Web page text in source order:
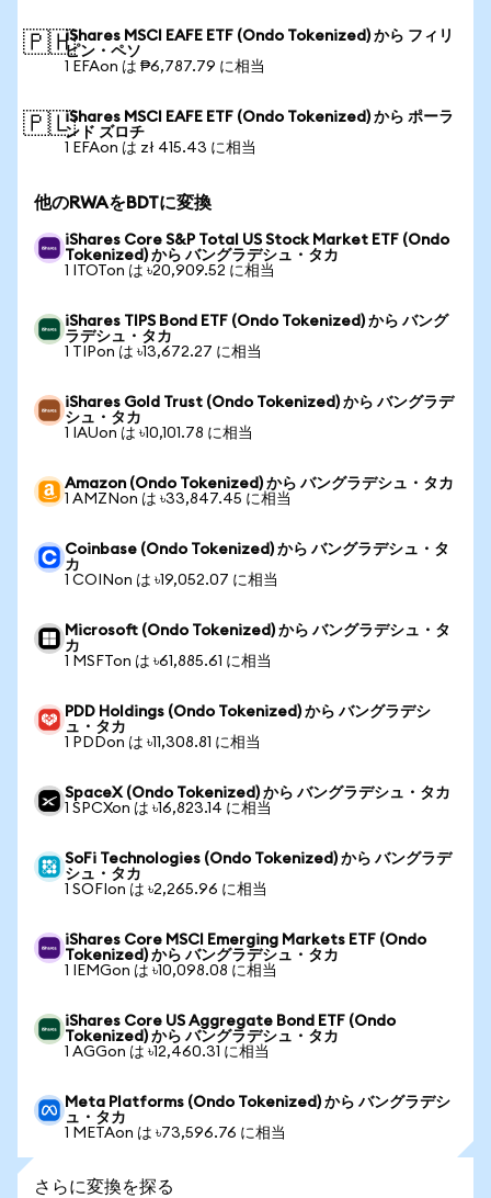
🇵🇭iShares MSCI EAFE ETF (Ondo Tokenized) から フィリ
ピン・ペソ
1 EFAon は ₱6,787.79 に相当
🇵🇱iShares MSCI EAFE ETF (Ondo Tokenized) から ポーラ
ンド ズロチ
1 EFAon は zł 415.43 に相当
他のRWAをBDTに変換
iShares Core S&P Total US Stock Market ETF (Ondo
Tokenized) から バングラデシュ・タカ
1 ITOTon は ৳20,909.52 に相当
iShares TIPS Bond ETF (Ondo Tokenized) から バング
ラデシュ・タカ
1 TIPon は ৳13,672.27 に相当
iShares Gold Trust (Ondo Tokenized) から バングラデ
シュ・タカ
1 IAUon は ৳10,101.78 に相当
Amazon (Ondo Tokenized) から バングラデシュ・タカ
1 AMZNon は ৳33,847.45 に相当
Coinbase (Ondo Tokenized) から バングラデシュ・タ
カ
1 COINon は ৳19,052.07 に相当
Microsoft (Ondo Tokenized) から バングラデシュ・タ
カ
1 MSFTon は ৳61,885.61 に相当
PDD Holdings (Ondo Tokenized) から バングラデシ
ュ・タカ
1 PDDon は ৳11,308.81 に相当
SpaceX (Ondo Tokenized) から バングラデシュ・タカ
1 SPCXon は ৳16,823.14 に相当
SoFi Technologies (Ondo Tokenized) から バングラデ
シュ・タカ
1 SOFIon は ৳2,265.96 に相当
iShares Core MSCI Emerging Markets ETF (Ondo
Tokenized) から バングラデシュ・タカ
1 IEMGon は ৳10,098.08 に相当
iShares Core US Aggregate Bond ETF (Ondo
Tokenized) から バングラデシュ・タカ
1 AGGon は ৳12,460.31 に相当
Meta Platforms (Ondo Tokenized) から バングラデシ
ュ・タカ
1 METAon は ৳73,596.76 に相当
さらに変換を探る